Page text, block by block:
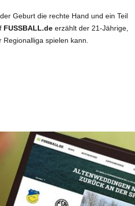
Geburt die rechte Hand und ein Teil
FUSSBALL.de erzählt der 21-Jährige,
spielen kann.